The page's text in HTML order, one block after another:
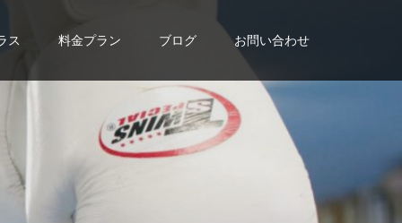
ス 料金プラン ブログ お問い合わせ